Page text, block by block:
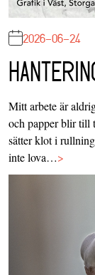
2026-06-24
Mitt arbete är
och papper blir till
sätter klot i
inte lova…>